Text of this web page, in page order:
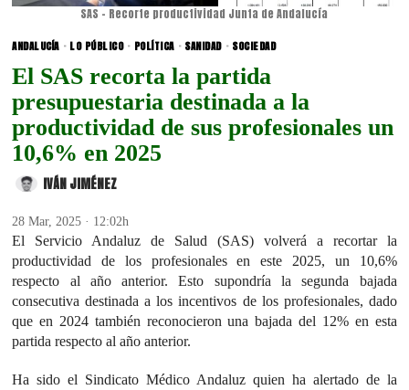
SAS - Recorte productividad Junta de Andalucía
ANDALUCÍA · LO PÚBLICO · POLÍTICA · SANIDAD · SOCIEDAD
El SAS recorta la partida
presupuestaria destinada a la
productividad de sus profesionales un
10,6% en 2025
IVÁN JIMÉNEZ
28 Mar, 2025 · 12:02h
El Servicio Andaluz de Salud (SAS) volverá a recortar la
productividad de los profesionales en este 2025, un 10,6%
respecto al año anterior. Esto supondría la segunda bajada
consecutiva destinada a los incentivos de los profesionales, dado
que en 2024 también reconocieron una bajada del 12% en esta
partida respecto al año anterior.
Ha sido el Sindicato Médico Andaluz quien ha alertado de la